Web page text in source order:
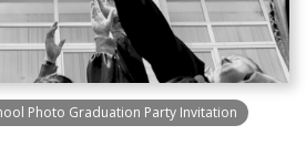
Photo Graduation Party Invitation